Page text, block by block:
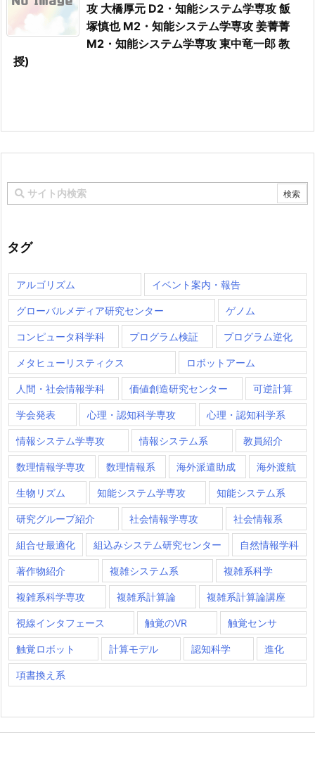
攻 大橋厚元 D2・知能システム学専攻 飯
塚慎也 M2・知能システム学専攻 姜菁菁
M2・知能システム学専攻 東中竜一郎 教
授)
タグ
アルゴリズム イベント案内・報告
グローバルメディア研究センター ゲノム
コンピュータ科学科 プログラム検証 プログラム逆化
メタヒューリスティクス ロボットアーム
人間・社会情報学科 価値創造研究センター 可逆計算
学会発表 心理・認知科学専攻 心理・認知科学系
情報システム学専攻 情報システム系 教員紹介
数理情報学専攻 数理情報系 海外派遣助成 海外渡航
生物リズム 知能システム学専攻 知能システム系
研究グループ紹介 社会情報学専攻 社会情報系
組合せ最適化 組込みシステム研究センター 自然情報学科
著作物紹介 複雑システム系 複雑系科学
複雑系科学専攻 複雑系計算論 複雑系計算論講座
視線インタフェース 触覚のVR 触覚センサ
触覚ロボット 計算モデル 認知科学 進化
項書換え系